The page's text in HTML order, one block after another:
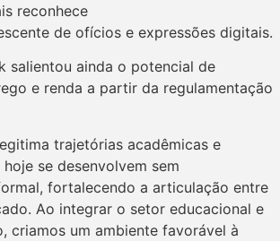
reconhece
de ofícios e expressões digitais.
salientou ainda o potencial de
e renda a partir da regulamentação
trajetórias acadêmicas e
se desenvolvem sem
fortalecendo a articulação entre
Ao integrar o setor educacional e
criamos um ambiente favorável à